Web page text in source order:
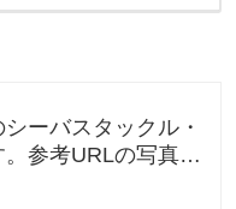
ーバスタックル・
参考URLの写真の